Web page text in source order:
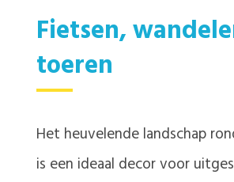
Fietsen,
toeren
Het heuvelende landschap
is een ideaal decor voor